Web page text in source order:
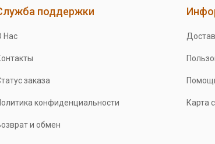
поддержки
Нас
заказа
конфиденциальности
и обмен
Карта